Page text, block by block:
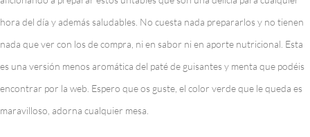
hora del día y además saludables. No cuesta nada prepararlos y no tienen
nada que ver con los de compra, ni en sabor ni en aporte nutricional. Esta
es una versión menos aromática del paté de guisantes y menta que podéis
encontrar por la web. Espero que os guste, el color verde que le queda es
maravilloso, adorna cualquier mesa.